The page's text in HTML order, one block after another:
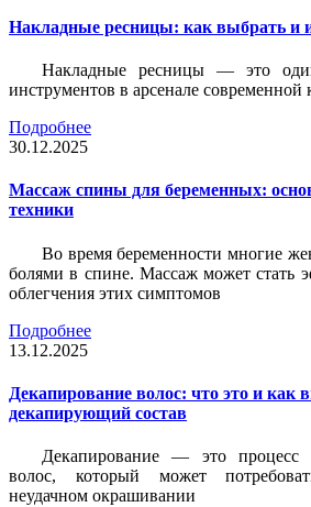
Накладные ресницы: как выбрать и
Накладные ресницы — это
инструментов в арсенале современной
Подробнее
30.12.2025
Массаж спины для беременных:
техники
Во время беременности многие
болями в спине. Массаж может стать
облегчения этих симптомов
Подробнее
13.12.2025
Декапирование волос: что это и как
декапирующий состав
Декапирование — это процесс
волос, который может
неудачном окрашивании